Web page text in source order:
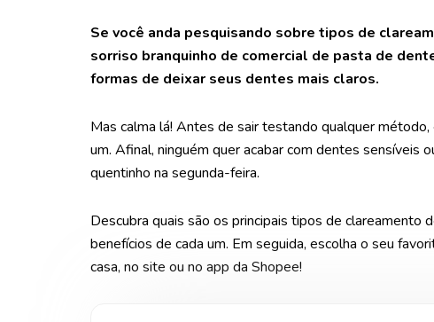
Se você anda pesquisando sobre tipos de
sorriso branquinho de comercial de pasta de
formas de deixar seus dentes mais claros.
Mas calma lá! Antes de sair testando qualquer
um. Afinal, ninguém quer acabar com dentes sensíveis
quentinho na segunda-feira.
Descubra quais são os principais tipos de clareamento
benefícios de cada um. Em seguida, escolha o seu
casa, no site ou no app da Shopee!